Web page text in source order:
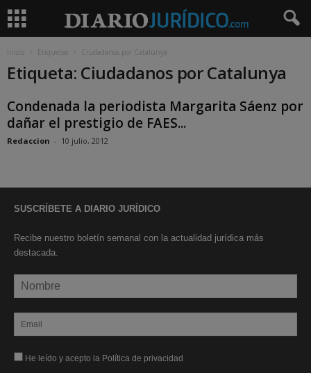
Inicio Etiquetas Ciudadanos por Catalunya
Etiqueta: Ciudadanos por Catalunya
Condenada la periodista Margarita Sáenz por
dañar el prestigio de FAES...
Redaccion - 10 julio, 2012
SUSCRÍBETE A DIARIO JURÍDICO
Recibe nuestro boletín semanal con la actualidad jurídica más
destacada.
He leído y acepto la Política de privacidad